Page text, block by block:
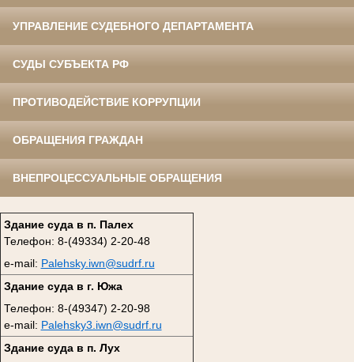
УПРАВЛЕНИЕ СУДЕБНОГО ДЕПАРТАМЕНТА
СУДЫ СУБЪЕКТА РФ
ПРОТИВОДЕЙСТВИЕ КОРРУПЦИИ
ОБРАЩЕНИЯ ГРАЖДАН
ВНЕПРОЦЕССУАЛЬНЫЕ ОБРАЩЕНИЯ
Здание суда в п. Палех
Телефон: 8-(49334) 2-20-48
e-mail: Palehsky.iwn@sudrf.ru
Здание суда в г. Южа
Телефон: 8-(49347) 2-20-98
e-mail: Palehsky3.iwn@sudrf.ru
Здание суда в п. Лух